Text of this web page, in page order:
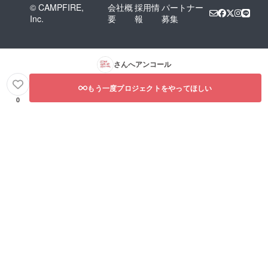
© CAMPFIRE,
Inc.
会社概
要
採用情
報
パートナー
募集
さんへアンコール
0
もう一度プロジェクトをやってほしい